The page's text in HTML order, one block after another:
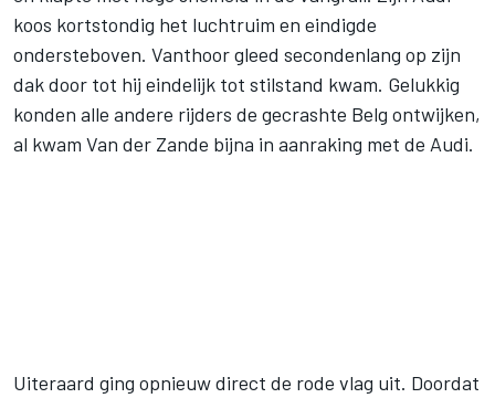
koos kortstondig het luchtruim en eindigde
ondersteboven. Vanthoor gleed secondenlang op zijn
dak door tot hij eindelijk tot stilstand kwam. Gelukkig
konden alle andere rijders de gecrashte Belg ontwijken,
al kwam Van der Zande bijna in aanraking met de Audi.
Uiteraard ging opnieuw direct de rode vlag uit. Doordat